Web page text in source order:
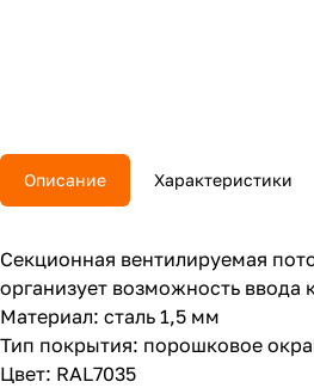
Описание Характеристики
Секционная вентилируемая
организует возможность
Материал: сталь 1,5 мм
Тип покрытия: порошковое
Цвет: RAL7035